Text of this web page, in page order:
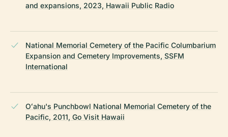
and expansions, 2023, Hawaii Public Radio
National Memorial Cemetery of the Pacific Columbarium
Expansion and Cemetery Improvements, SSFM
International
Oʻahu's Punchbowl National Memorial Cemetery of the
Pacific, 2011, Go Visit Hawaii